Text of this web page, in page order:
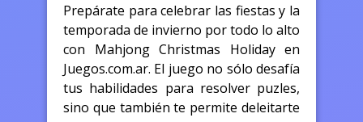
Prepárate para celebrar las fiestas y la
temporada de invierno por todo lo alto
con Mahjong Christmas Holiday en
Juegos.com.ar. El juego no sólo desafía
tus habilidades para resolver puzles,
sino que también te permite deleitarte